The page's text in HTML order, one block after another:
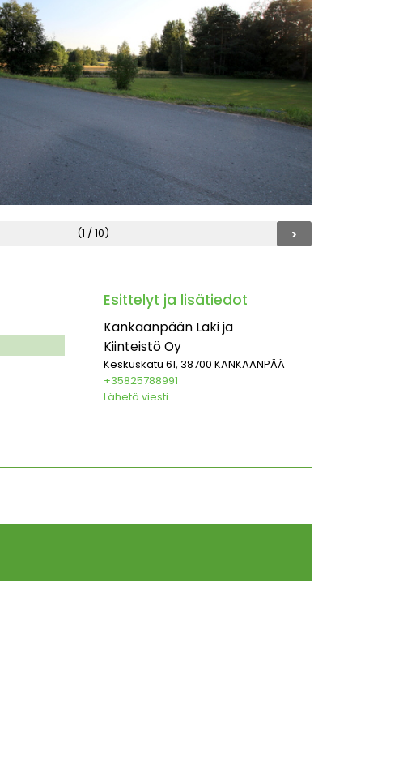
(1 / 10) ›
Esittelyt ja lisätiedot
Kankaanpään Laki ja
Kiinteistö Oy
Keskuskatu 61, 38700 KANKAANPÄÄ
+35825788991
Lähetä viesti